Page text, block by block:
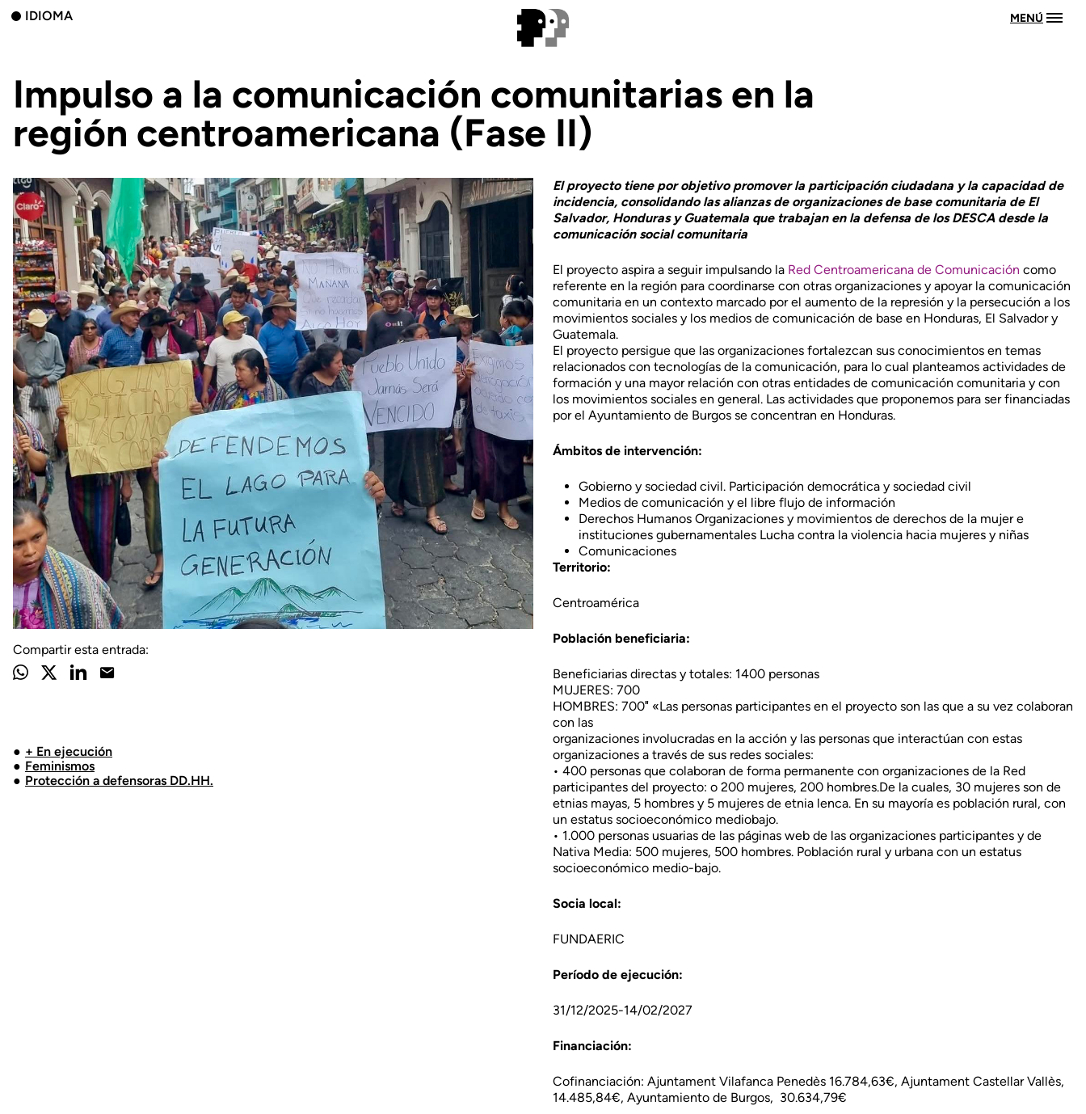
IDIOMA MENÚ
Impulso a la comunicación comunitarias en la
región centroamericana (Fase II)
Compartir esta entrada:
+ En ejecución
Feminismos
Protección a defensoras DD.HH.
El proyecto tiene por objetivo promover la participación ciudadana y la capacidad de
incidencia, consolidando las alianzas de organizaciones de base comunitaria de El
Salvador, Honduras y Guatemala que trabajan en la defensa de los DESCA desde la
comunicación social comunitaria
El proyecto aspira a seguir impulsando la Red Centroamericana de Comunicación como
referente en la región para coordinarse con otras organizaciones y apoyar la comunicación
comunitaria en un contexto marcado por el aumento de la represión y la persecución a los
movimientos sociales y los medios de comunicación de base en Honduras, El Salvador y
Guatemala.
El proyecto persigue que las organizaciones fortalezcan sus conocimientos en temas
relacionados con tecnologías de la comunicación, para lo cual planteamos actividades de
formación y una mayor relación con otras entidades de comunicación comunitaria y con
los movimientos sociales en general. Las actividades que proponemos para ser financiadas
por el Ayuntamiento de Burgos se concentran en Honduras.
Ámbitos de intervención:
Gobierno y sociedad civil. Participación democrática y sociedad civil
Medios de comunicación y el libre flujo de información
Derechos Humanos Organizaciones y movimientos de derechos de la mujer e
instituciones gubernamentales Lucha contra la violencia hacia mujeres y niñas
Comunicaciones
Territorio:
Centroamérica
Población beneficiaria:
Beneficiarias directas y totales: 1400 personas
MUJERES: 700
HOMBRES: 700″ «Las personas participantes en el proyecto son las que a su vez colaboran
con las
organizaciones involucradas en la acción y las personas que interactúan con estas
organizaciones a través de sus redes sociales:
• 400 personas que colaboran de forma permanente con organizaciones de la Red
participantes del proyecto: o 200 mujeres, 200 hombres.De la cuales, 30 mujeres son de
etnias mayas, 5 hombres y 5 mujeres de etnia lenca. En su mayoría es población rural, con
un estatus socioeconómico mediobajo.
• 1.000 personas usuarias de las páginas web de las organizaciones participantes y de
Nativa Media: 500 mujeres, 500 hombres. Población rural y urbana con un estatus
socioeconómico medio-bajo.
Socia local:
FUNDAERIC
Período de ejecución:
31/12/2025-14/02/2027
Financiación:
Cofinanciación: Ajuntament Vilafanca Penedès 16.784,63€, Ajuntament Castellar Vallès,
14.485,84€, Ayuntamiento de Burgos, 30.634,79€